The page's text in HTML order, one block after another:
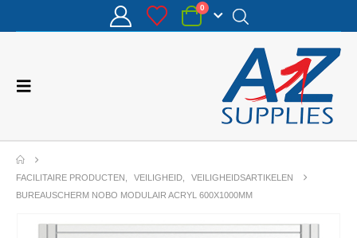
0
FACILITAIRE PRODUCTEN VEILIGHEID
VEILIGHEIDSARTIKELEN
BUREAUSCHERM NOBO MODULAIR ACRYL 600X1000MM